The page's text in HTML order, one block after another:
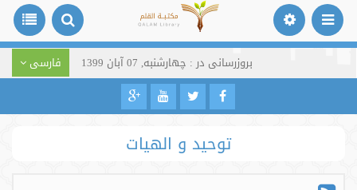
بروزرسانی در : چهارشنبه, 07 آبان 1399 فارسی
توحید و الهیات